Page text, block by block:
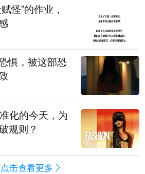
怪”的作业，
惧，被这部恐
化的今天，为
规则？
点击查看更多